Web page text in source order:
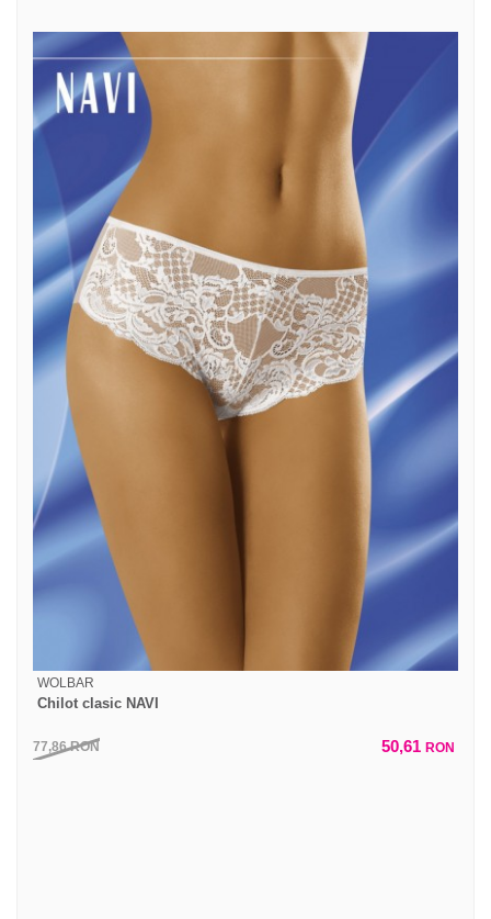
WOLBAR
Chilot clasic NAVI
77,86RON 50,61 RON